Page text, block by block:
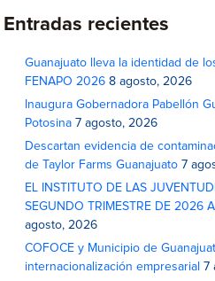
Entradas recientes
Guanajuato lleva la identidad de
FENAPO 2026 8 agosto, 2026
Inaugura Gobernadora Pabellón
Potosina 7 agosto, 2026
Descartan evidencia de
de Taylor Farms Guanajuato 7
EL INSTITUTO DE LAS
SEGUNDO TRIMESTRE DE 2026
agosto, 2026
COFOCE y Municipio de
internacionalización empresarial 7